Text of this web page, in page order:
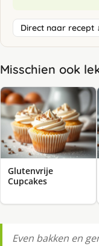
Direct naar recept ↓
Misschien ook
Glutenvrije
Cupcakes
Even bakken en